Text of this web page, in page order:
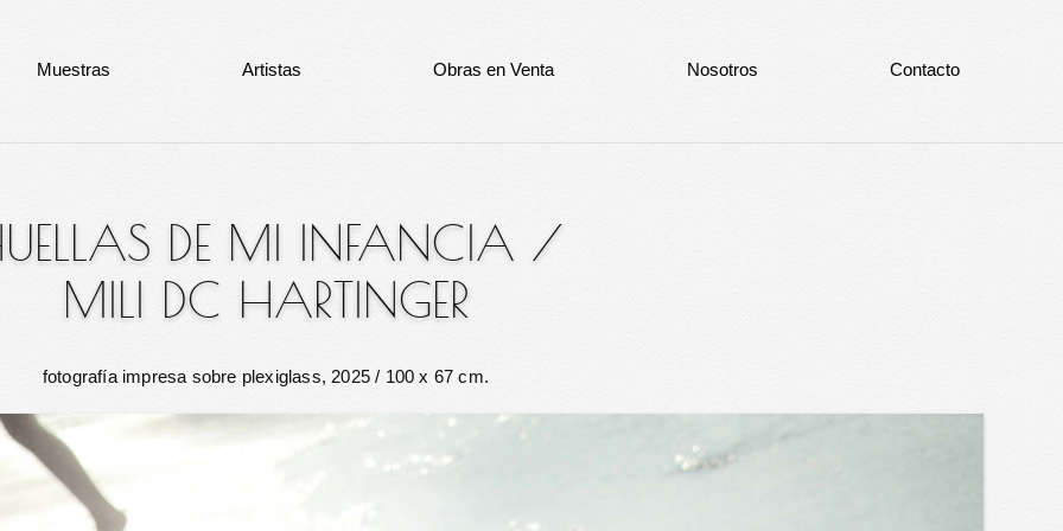
Muestras Artistas Obras en Venta Nosotros Contacto
DE MI INFANCIA /
MILI DC HARTINGER
fotografía impresa sobre plexiglass, 2025 / 100 x 67 cm.